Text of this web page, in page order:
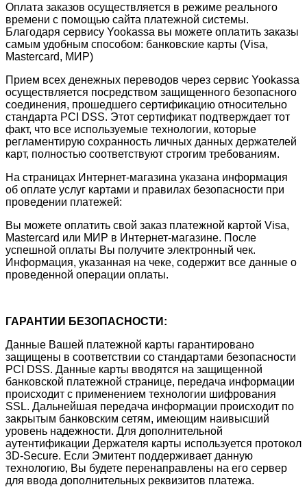
Оплата заказов осуществляется в режиме реального
времени с помощью сайта платежной системы.
Благодаря сервису Yookassa вы можете оплатить заказы
самым удобным способом: банковские карты (Visa,
Mastercard, МИР)
Прием всех денежных переводов через сервис Yookassa
осуществляется посредством защищенного безопасного
соединения, прошедшего сертификацию относительно
стандарта PCI DSS. Этот сертификат подтверждает тот
факт, что все используемые технологии, которые
регламентирую сохранность личных данных держателей
карт, полностью соответствуют строгим требованиям.
На страницах Интернет-магазина указана информация
об оплате услуг картами и правилах безопасности при
проведении платежей:
Вы можете оплатить свой заказ платежной картой Visa,
Mastercard или МИР в Интернет-магазине. После
успешной оплаты Вы получите электронный чек.
Информация, указанная на чеке, содержит все данные о
проведенной операции оплаты.
ГАРАНТИИ БЕЗОПАСНОСТИ:
Данные Вашей платежной карты гарантировано
защищены в соответствии со стандартами безопасности
PCI DSS. Данные карты вводятся на защищенной
банковской платежной странице, передача информации
происходит с применением технологии шифрования
SSL. Дальнейшая передача информации происходит по
закрытым банковским сетям, имеющим наивысший
уровень надежности. Для дополнительной
аутентификации Держателя карты используется протокол
3D-Secure. Если Эмитент поддерживает данную
технологию, Вы будете перенаправлены на его сервер
для ввода дополнительных реквизитов платежа.